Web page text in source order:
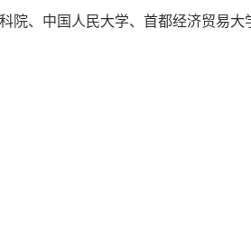
院、中国人民大学、首都经济贸易